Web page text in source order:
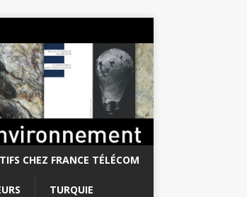
CHEZ FRANCE TÉLÉCOM
TURQUIE